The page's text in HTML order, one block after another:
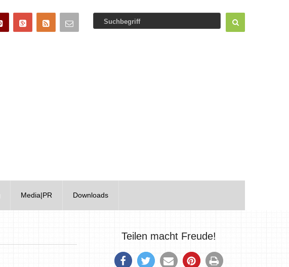
Media|PR Downloads
Teilen macht Freude!